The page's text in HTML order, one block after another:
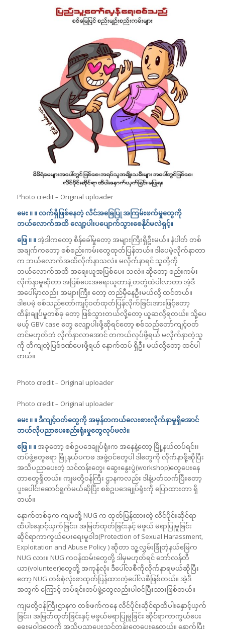
Photo credit – Original uploader
မေး ။ ။ လက်ရှိဖြစ်နေတဲ့ လိင်အခြေပြု အကြမ်းဖက်မှုတွေကို
ဘယ်လောက်အထိ လျော့ပါးပပျောက်သွားစေနိုင်မလဲရှင့်။
ဖြေ ။ ။အဲ့ဒါကတော့ စိန်ခေါ်မှုတော့ အများကြီးရှိဦးမယ်။ နံပါတ် တစ်
အချက်ကတော့ စစ်စည်းကမ်းတွေထုတ်ပြန်တယ်။ ဒါပေမဲ့လိုက်နာတာ
က ဘယ်လောက်အထိလိုက်နာသလဲ။ မလိုက်နာရင် သူတို့ကို
ဘယ်လောက်အထိ အရေးယူအပြစ်ပေး သလဲ။ ဆိုတော့ စည်းကမ်း
လိုက်နာမှုဆိုတာ အပြစ်ပေးအရေးယူတာနဲ့ တတွဲထဲပါလာတာ အဲ့ဒီ
အပေါ်မှာလည်း အများကြီး တော့ တည်မှီနေဦးမယ်လို့ ထင်တယ်။
ဒါပေမဲ့ စစ်သည်တော်ကျင့်ဝတ်ထုတ်ပြန်လိုက်ခြင်းအားဖြင့်တော့
ထိန်းချုပ်မှုတစ်ခု တော့ ဖြစ်သွားတယ်လို့တော့ ယူဆလို့ရတယ်။ သို့ပေ
မယ့် GBV case တွေ လျော့ပါးဖို့ဆိုရင်တော့ စစ်သည်တော်ကျင့်ဝတ်
တင်မဟုတ်ဘဲ လိုက်နာလာအောင် တကယ်လုပ်ဖို့ရယ် မလိုက်နာတဲ့သူ
ကို တိကျတဲ့ပြစ်ဒဏ်ပေးဖို့ရယ် နောက်ထပ် ရှိဦး မယ်လို့တော့ ထင်ပါ
တယ်။
Photo credit – Original uploader
Photo credit – Original uploader
မေး ။ ။ ဒီကျင့်ဝတ်တွေကို အမှန်တကယ်လေးစားလိုက်နာမှုရှိအောင်
ဘယ်လိုပညာပေးစည်းရုံးမှုတွေလုပ်မလဲ။
ဖြေ ။ ။အခုတော့ စစ်ဥပဒေချုပ်ရုံးက အနေနဲ့တော့ မြို့နယ်တပ်ရင်း၊
တပ်ဖွဲ့တွေရော မြို့နယ်ပကဖ အဖွဲ့ဝင်တွေပါ ဒါတွေကို လိုက်နာဖို့ဆိုပြီး
အသိပညာပေးတဲ့ သင်တန်းတွေ၊ ဆွေးနွေးပွဲ(workshop)တွေပေးနေ
တာတွေရှိတယ်။ ကျမတို့ဝန်ကြီး ဌာနကလည်း ဒါနဲ့ပတ်သက်ပြီးတော့
ပူးပေါင်းဆောင်ရွက်မယ်ဆိုပြီး စစ်ဥပဒေချုပ်ရုံးကို ပြောထားတာ ရှိ
တယ်။
နောက်တစ်ခုက ကျမတို့ NUG က ထုတ်ပြန်ထားတဲ့ လိင်ပိုင်းဆိုင်ရာ
ထိပါးနှောင့်ယှက်ခြင်း၊ အမြတ်ထုတ်ခြင်းနှင့် မဖွယ် မရာပြုမူခြင်း
ဆိုင်ရာကာကွယ်ပေးရေးမူဝါဒ(Protection of Sexual Harassment,
Exploitation and Abuse Policy ) ဆိုတာ သူ့လွှမ်းခြုံတဲ့နယ်မြေက
NUG လား။ NUG ကဝန်ထမ်းတွေတို့ ဒါမှမဟုတ်ရင် ဘော်လန်တီ
ယာ(volunteer)တွေတို့ အကုန်လုံး ဒီပေါ်လစီကိုလိုက်နာရမယ်ဆိုပြီး
တော့ NUG တစ်စုံလုံးစာထုတ်ပြန်ထားတဲ့ပေါ်လစီဖြစ်တယ်။ အဲ့ဒီ
အတွက် ကြောင့် တပ်ရင်းတပ်ဖွဲ့တွေလည်းပါဝင်ပြီးသားဖြစ်တယ်။
ကျမတို့ဝန်ကြီးဌာနက တစ်ဖက်ကနေ လိင်ပိုင်းဆိုင်ရာထိပါးနှောင့်ယှက်
ခြင်း၊ အမြတ်ထုတ်ခြင်းနှင့် မဖွယ်မရာပြုမူခြင်း ဆိုင်ရာကာကွယ်ပေး
ရေးမူဝါဒတွေကို အသိပညာပေးသင်တန်းတွေပေးနေတယ်။ နောက်ပြီး